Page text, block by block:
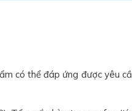
có thể đáp ứng được yêu